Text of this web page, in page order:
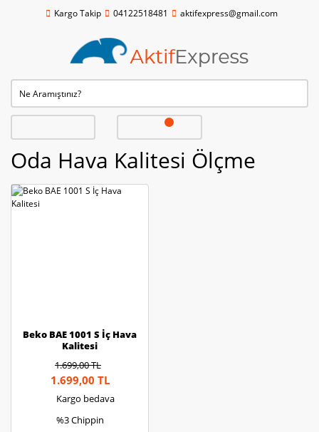
Kargo Takip 04122518481 aktifexpress@gmail.com
Oda Hava Kalitesi Ölçme
Beko BAE 1001 S İç Hava
Kalitesi
1.699,00 TL
1.699,00 TL
Kargo bedava
%3 Chippin